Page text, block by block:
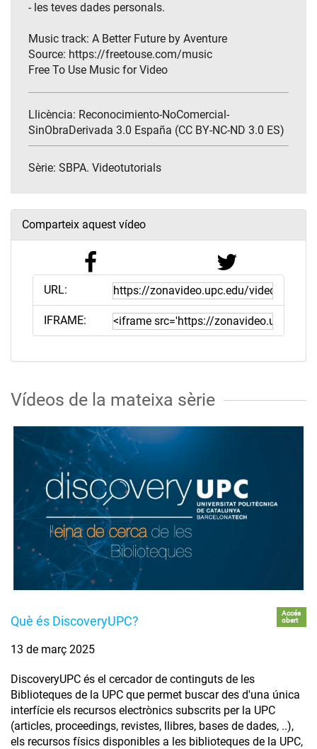
- les teves dades personals.
Music track: A Better Future by Aventure
Source: https://freetouse.com/music
Free To Use Music for Video
Llicència: Reconocimiento-NoComercial-
SinObraDerivada 3.0 España (CC BY-NC-ND 3.0 ES)
Sèrie: SBPA. Videotutorials
Comparteix aquest vídeo
URL:
IFRAME:
Vídeos de la mateixa sèrie
Què és DiscoveryUPC?
Accés
obert
13 de març 2025
DiscoveryUPC és el cercador de continguts de les
Biblioteques de la UPC que permet buscar des d'una única
interfície els recursos electrònics subscrits per la UPC
(articles, proceedings, revistes, llibres, bases de dades, ..),
els recursos físics disponibles a les biblioteques de la UPC,